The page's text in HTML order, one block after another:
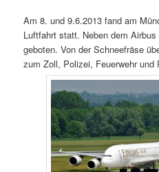
Am 8. und 9.6.2013 fand am
Luftfahrt statt. Neben dem
geboten. Von der Schneefräse
zum Zoll, Polizei, Feuerwehr und